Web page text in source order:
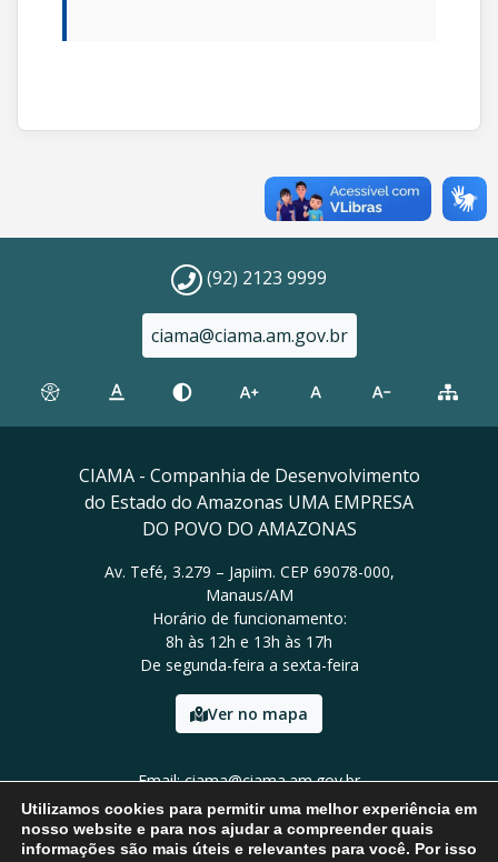
(92) 2123 9999
ciama@ciama.am.gov.br
CIAMA - Companhia de Desenvolvimento
do Estado do Amazonas UMA EMPRESA
DO POVO DO AMAZONAS
Av. Tefé, 3.279 – Japiim. CEP 69078-000,
Manaus/AM
Horário de funcionamento:
8h às 12h e 13h às 17h
De segunda-feira a sexta-feira
Ver no mapa
Email: ciama@ciama.am.gov.br
Tel: (92) 2123 9999
Utilizamos cookies para permitir uma melhor experiência em
nosso website e para nos ajudar a compreender quais
informações são mais úteis e relevantes para você. Por isso